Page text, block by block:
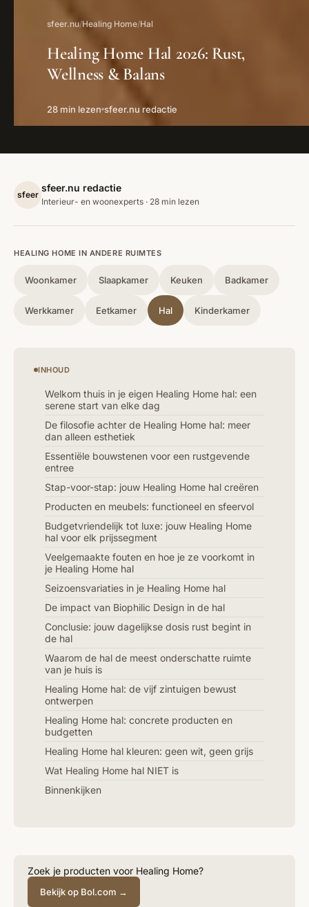
sfeer.nu/Healing Home/Hal
Healing Home Hal 2026: Rust,
Wellness & Balans
28 min lezen sfeer.nu redactie
sfeer
sfeer.nu redactie
Interieur- en woonexperts · 28 min lezen
HEALING HOME IN ANDERE RUIMTES
Woonkamer Slaapkamer Keuken Badkamer
Werkkamer Eetkamer Hal Kinderkamer
INHOUD
Welkom thuis in je eigen Healing Home hal: een
serene start van elke dag
De filosofie achter de Healing Home hal: meer
dan alleen esthetiek
Essentiële bouwstenen voor een rustgevende
entree
Stap-voor-stap: jouw Healing Home hal creëren
Producten en meubels: functioneel en sfeervol
Budgetvriendelijk tot luxe: jouw Healing Home
hal voor elk prijssegment
Veelgemaakte fouten en hoe je ze voorkomt in
je Healing Home hal
Seizoensvariaties in je Healing Home hal
De impact van Biophilic Design in de hal
Conclusie: jouw dagelijkse dosis rust begint in
de hal
Waarom de hal de meest onderschatte ruimte
van je huis is
Healing Home hal: de vijf zintuigen bewust
ontwerpen
Healing Home hal: concrete producten en
budgetten
Healing Home hal kleuren: geen wit, geen grijs
Wat Healing Home hal NIET is
Binnenkijken
Zoek je producten voor Healing Home?
Bekijk op Bol.com →